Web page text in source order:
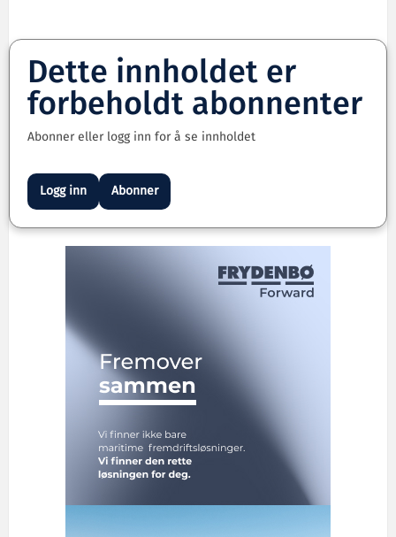
Dette innholdet er
forbeholdt abonnenter
Abonner eller logg inn for å se innholdet
Logg inn Abonner